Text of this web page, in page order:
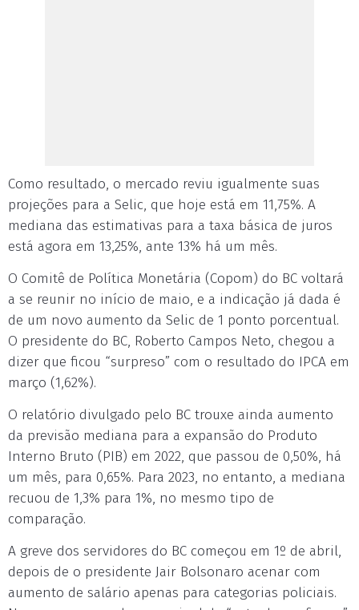
Como resultado, o mercado reviu igualmente suas
projeções para a Selic, que hoje está em 11,75%. A
mediana das estimativas para a taxa básica de juros
está agora em 13,25%, ante 13% há um mês.
O Comitê de Política Monetária (Copom) do BC voltará
a se reunir no início de maio, e a indicação já dada é
de um novo aumento da Selic de 1 ponto porcentual.
O presidente do BC, Roberto Campos Neto, chegou a
dizer que ficou “surpreso” com o resultado do IPCA em
março (1,62%).
O relatório divulgado pelo BC trouxe ainda aumento
da previsão mediana para a expansão do Produto
Interno Bruto (PIB) em 2022, que passou de 0,50%, há
um mês, para 0,65%. Para 2023, no entanto, a mediana
recuou de 1,3% para 1%, no mesmo tipo de
comparação.
A greve dos servidores do BC começou em 1º de abril,
depois de o presidente Jair Bolsonaro acenar com
aumento de salário apenas para categorias policiais.